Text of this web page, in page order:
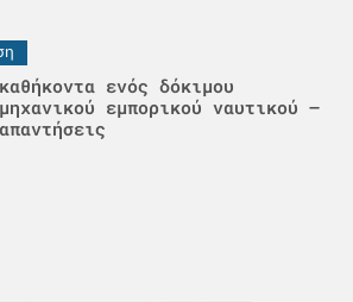
ενός δόκιμου
εμπορικού ναυτικού –